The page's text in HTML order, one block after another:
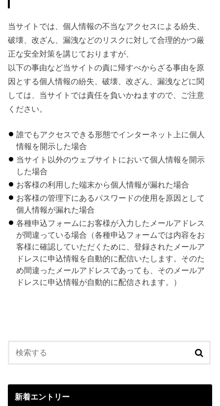
当サイトでは、個人情報の不当なアクセスによる紛失、
破壊、改ざん、漏洩などのリスクに対して合理的かつ厳
正な安全対策を講じておりますが、
以下の事由など当サイトの責に帰すべからざる事由を原
因とする個人情報の紛失、破壊、改ざん、漏洩などに関
しては、当サイトでは責任を負いかねますので、ご注意
ください。
誰でもアクセスできる形態でインターネット上に個人
情報を開示した場合
当サイト以外のウェブサイトにおいて個人情報を開示
した場合
お客様の利用した端末から個人情報が漏れた場合
お客様の管理下にあるパスワードの使用を原因として
個人情報が漏れた場合
各種申込フォームにお客様が入力したメールアドレス
が間違っている場合（各種申込フォームでは内容をお
客様に確認していただくために、登録されたメールア
ドレスに申込情報を自動的に配信いたします。そのた
め間違ったメールアドレスであっても、そのメールア
ドレスに申込情報が自動的に配信されます。）
新着エントリー